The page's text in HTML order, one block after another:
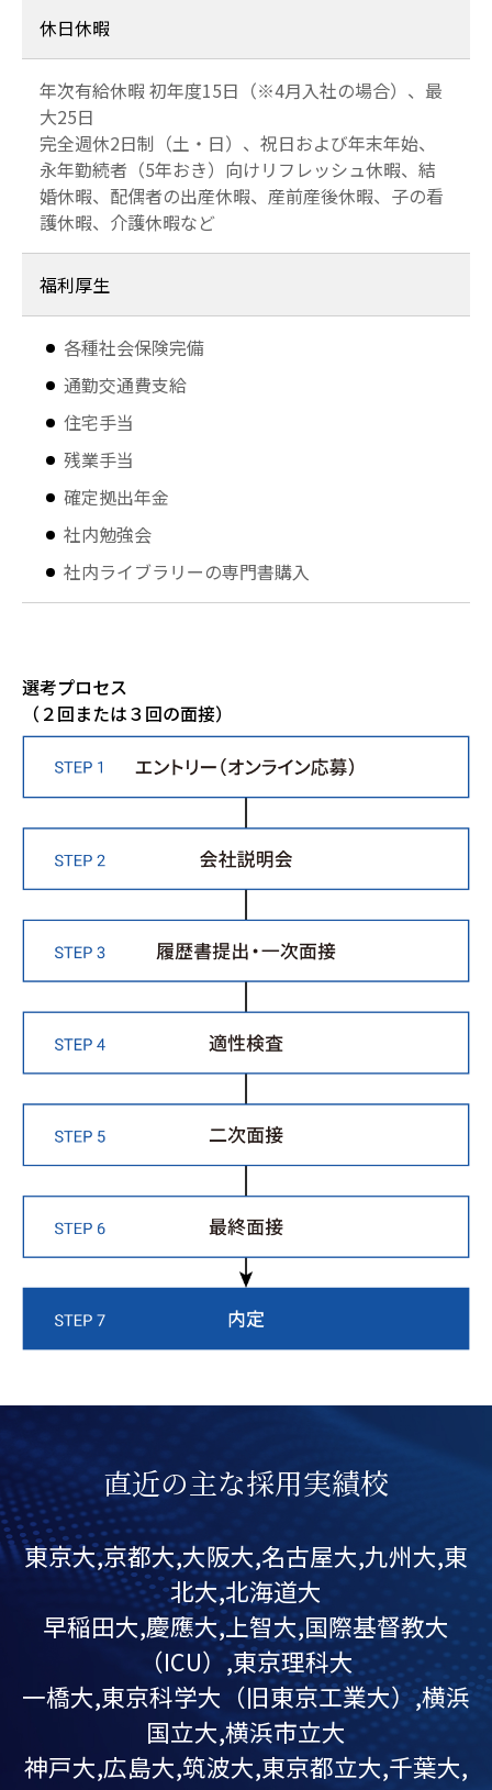
休日休暇
年次有給休暇 初年度15日（※4月入社の場合）、最
大25日
完全週休2日制（土・日）、祝日および年末年始、
永年勤続者（5年おき）向けリフレッシュ休暇、結
婚休暇、配偶者の出産休暇、産前産後休暇、子の看
護休暇、介護休暇など
福利厚生
各種社会保険完備
通勤交通費支給
住宅手当
残業手当
確定拠出年金
社内勉強会
社内ライブラリーの専門書購入
選考プロセス
（２回または３回の面接）
直近の主な採用実績校
東京大,京都大,大阪大,名古屋大,九州大,東
北大,北海道大
早稲田大,慶應大,上智大,国際基督教大
（ICU）,東京理科大
一橋大,東京科学大（旧東京工業大）,横浜
国立大,横浜市立大
神戸大,広島大,筑波大,東京都立大,千葉大,